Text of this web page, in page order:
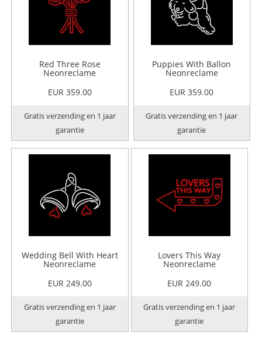
Red Three Rose
Neonreclame
EUR 359.00
Gratis verzending en 1 jaar
garantie
Puppies With Ballon
Neonreclame
EUR 359.00
Gratis verzending en 1 jaar
garantie
Wedding Bell With Heart
Neonreclame
EUR 249.00
Gratis verzending en 1 jaar
garantie
Lovers This Way
Neonreclame
EUR 249.00
Gratis verzending en 1 jaar
garantie